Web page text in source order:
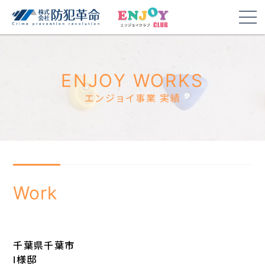
ENJOY WORKS
エンジョイ事業 実績
Work
千葉県千葉市
I様邸